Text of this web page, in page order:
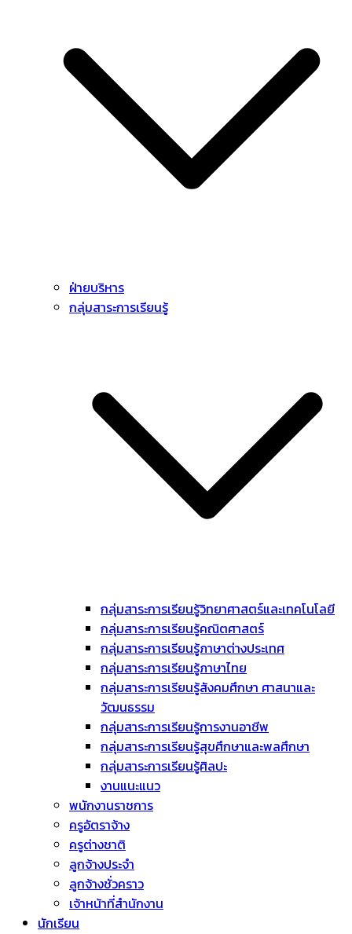
ฝ่ายบริหาร
กลุ่มสาระการเรียนรู้
กลุ่มสาระการเรียนรู้วิทยาศาสตร์และเทคโนโลยี
กลุ่มสาระการเรียนรู้คณิตศาสตร์
กลุ่มสาระการเรียนรู้ภาษาต่างประเทศ
กลุ่มสาระการเรียนรู้ภาษาไทย
กลุ่มสาระการเรียนรู้สังคมศึกษา ศาสนาและ
วัฒนธรรม
กลุ่มสาระการเรียนรู้การงานอาชีพ
กลุ่มสาระการเรียนรู้สุขศึกษาและพลศึกษา
กลุ่มสาระการเรียนรู้ศิลปะ
งานแนะแนว
พนักงานราชการ
ครูอัตราจ้าง
ครูต่างชาติ
ลูกจ้างประจำ
ลูกจ้างชั่วคราว
เจ้าหน้าที่สำนักงาน
นักเรียน